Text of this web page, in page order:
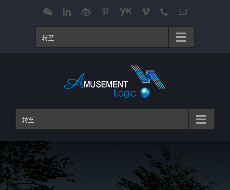
WeChatLinkedIn
Weibo Pinterest
Youku Vimeo Phone电
转至...
转至...